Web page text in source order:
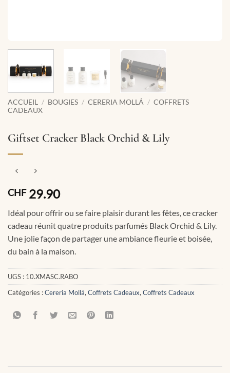
ACCUEIL / BOUGIES / CERERIA MOLLÁ / COFFRETS
CADEAUX
Giftset Cracker Black Orchid & Lily
CHF29.90
Idéal pour offrir ou se faire plaisir durant les fêtes, ce cracker
cadeau réunit quatre produits parfumés Black Orchid & Lily.
Une jolie façon de partager une ambiance fleurie et boisée,
du bain à la maison.
UGS : 10.XMASC.RABO
Catégories :Cereria Mollá, Coffrets Cadeaux, Coffrets Cadeaux